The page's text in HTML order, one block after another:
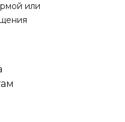
или